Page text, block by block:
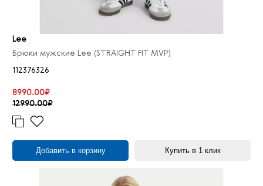
Lee
Брюки мужские Lee (STRAIGHT FIT MVP)
112376326
8990.00₽
12990.00₽
Добавить в корзину Купить в 1 клик